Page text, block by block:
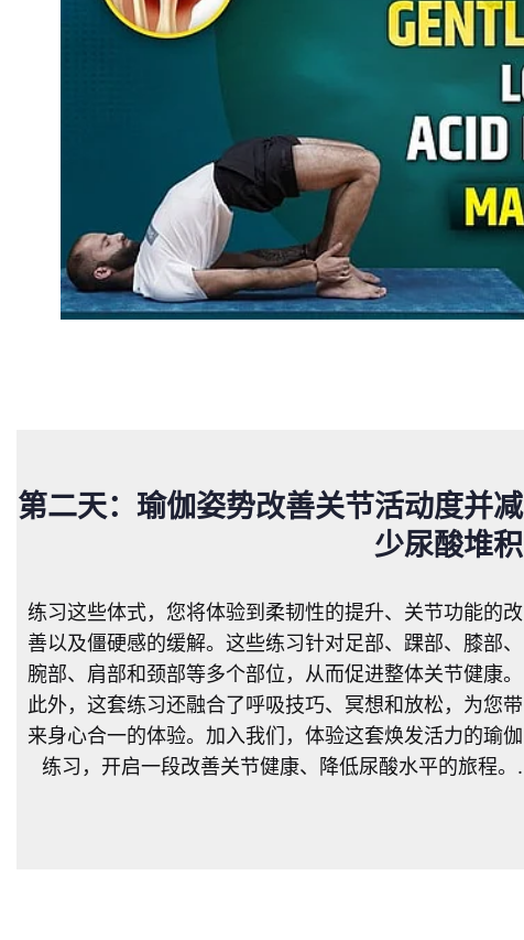
第二天：瑜伽姿势改善关节活动度并减
少尿酸堆积
练习这些体式，您将体验到柔韧性的提升、关节功能的改
善以及僵硬感的缓解。这些练习针对足部、踝部、膝部、
腕部、肩部和颈部等多个部位，从而促进整体关节健康。
此外，这套练习还融合了呼吸技巧、冥想和放松，为您带
来身心合一的体验。加入我们，体验这套焕发活力的瑜伽
练习，开启一段改善关节健康、降低尿酸水平的旅程。.